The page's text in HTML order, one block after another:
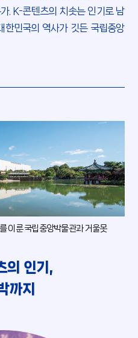
. K-콘텐츠의 치솟는 인기로 남
한민국의 역사가 깃든 국립중앙
이룬 국립중앙박물관과 거울못
의 인기,
까지